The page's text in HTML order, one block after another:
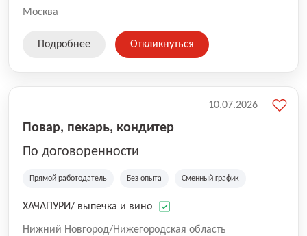
Москва
Подробнее Откликнуться
Повар, пекарь, кондитер
По договоренности
Прямой работодатель Без опыта Сменный график
ХАЧАПУРИ/ выпечка и вино
Нижний Новгород/Нижегородская область
10.07.2026